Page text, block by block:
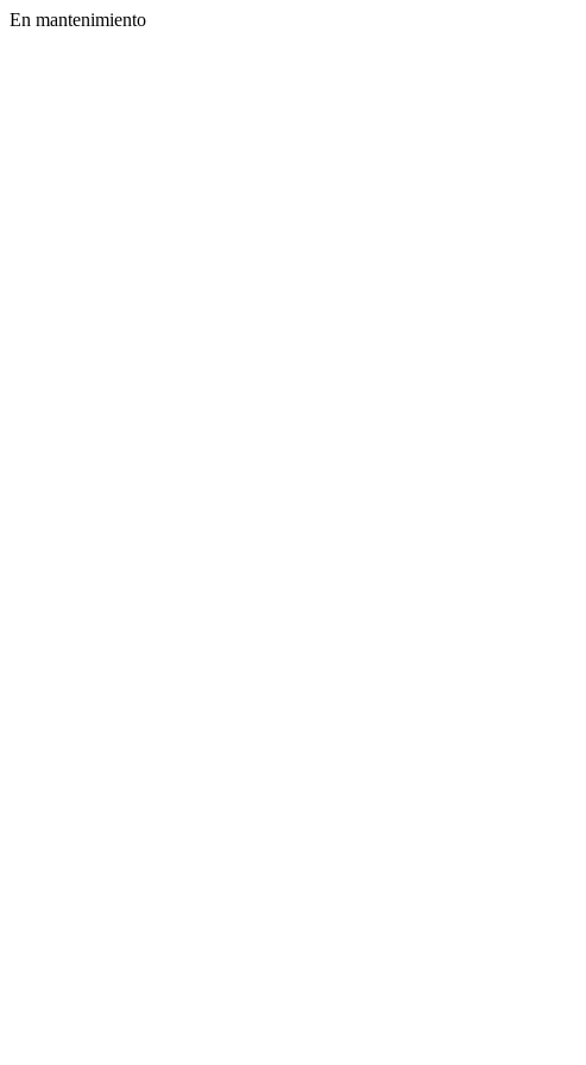
En mantenimiento